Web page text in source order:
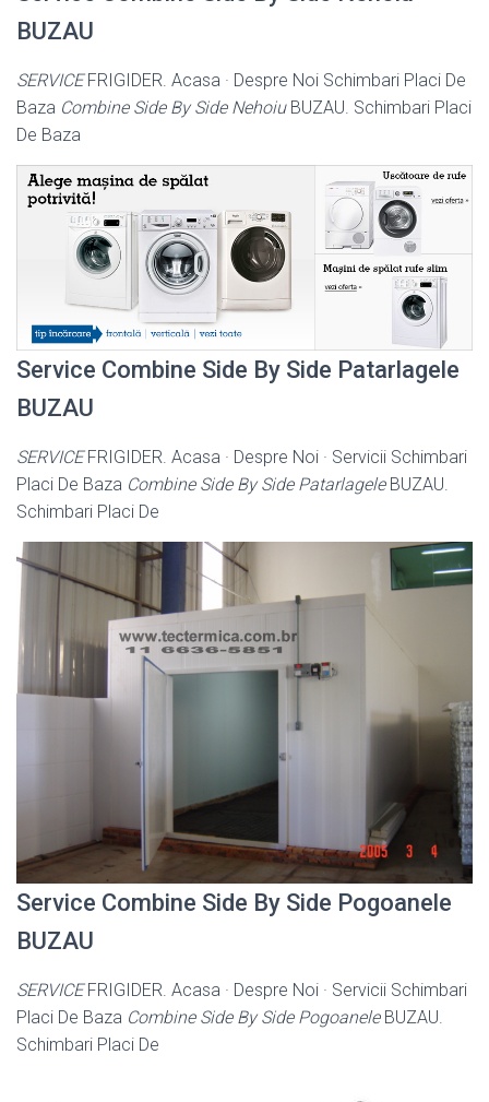
BUZAU
SERVICEFRIGIDER. Acasa · Despre Noi Schimbari Placi De
Baza Combine Side By Side NehoiuBUZAU. Schimbari Placi
De Baza
Service Combine Side By Side Patarlagele
BUZAU
SERVICEFRIGIDER. Acasa · Despre Noi · Servicii Schimbari
Placi De Baza Combine Side By Side PatarlageleBUZAU.
Schimbari Placi De
Service Combine Side By Side Pogoanele
BUZAU
SERVICEFRIGIDER. Acasa · Despre Noi · Servicii Schimbari
Placi De Baza Combine Side By Side PogoaneleBUZAU.
Schimbari Placi De